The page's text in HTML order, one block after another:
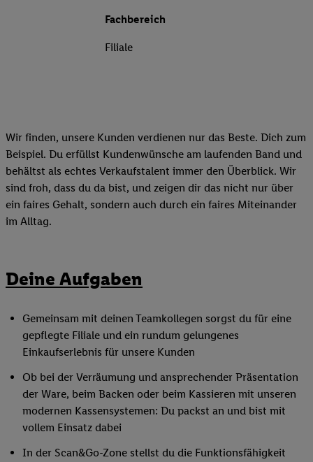
Fachbereich
Filiale
Wir finden, unsere Kunden verdienen nur das Beste. Dich zum
Beispiel. Du erfüllst Kundenwünsche am laufenden Band und
behältst als echtes Verkaufstalent immer den Überblick. Wir
sind froh, dass du da bist, und zeigen dir das nicht nur über
ein faires Gehalt, sondern auch durch ein faires Miteinander
im Alltag.
Deine Aufgaben
Gemeinsam mit deinen Teamkollegen sorgst du für eine
gepflegte Filiale und ein rundum gelungenes
Einkaufserlebnis für unsere Kunden
Ob bei der Verräumung und ansprechender Präsentation
der Ware, beim Backen oder beim Kassieren mit unseren
modernen Kassensystemen: Du packst an und bist mit
vollem Einsatz dabei
In der Scan&Go-Zone stellst du die Funktionsfähigkeit